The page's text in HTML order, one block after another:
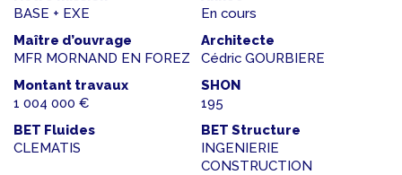
BASE + EXE
En cours
Maître d’ouvrage
MFR MORNAND EN FOREZ
Architecte
Cédric GOURBIERE
Montant travaux
1 004 000 €
SHON
195
BET Fluides
CLEMATIS
BET Structure
INGENIERIE
CONSTRUCTION